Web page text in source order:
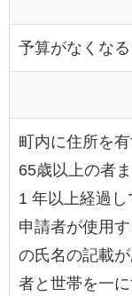
予算がなくなる
町内に住所を
65歳以上の者
1 年以上経過
申請者が使用
の氏名の記載
者と世帯を一